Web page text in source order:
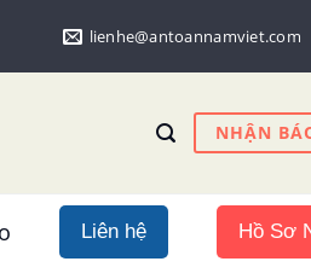
lienhe@antoannamviet.com
NHẬN
Liên hệ Hồ Sơ